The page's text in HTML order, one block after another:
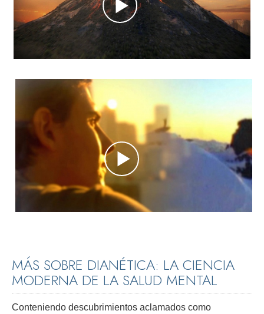
MÁS SOBRE DIANÉTICA: LA CIENCIA
MODERNA DE LA SALUD MENTAL
Conteniendo descubrimientos aclamados como